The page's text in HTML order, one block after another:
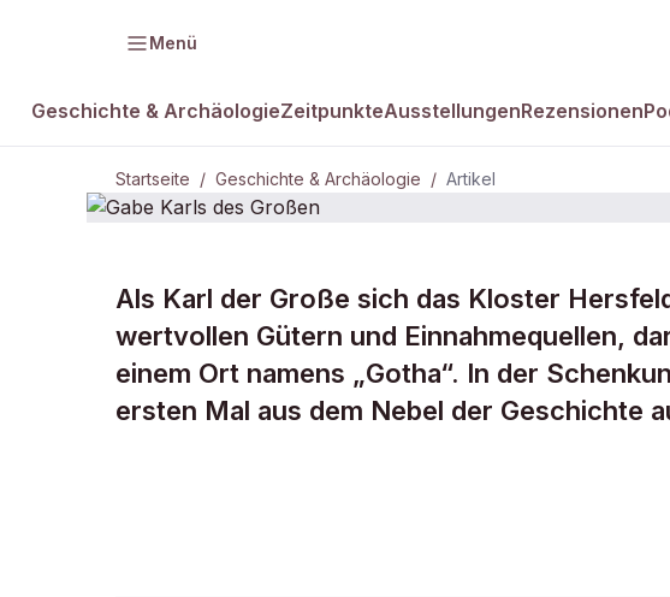
Menü
Geschichte & ArchäologieZeitpunkteAusstellungenRezensionen
Startseite / Geschichte & Archäologie / Artikel
GESCHICHTE & ARCHÄOLOGIE
Gabe Karls des
Großen
Als Karl der Große sich das Kloster
wertvollen Gütern und Einnahmequellen,
einem Ort namens „Gotha“. In der
ersten Mal aus dem Nebel der Geschichte